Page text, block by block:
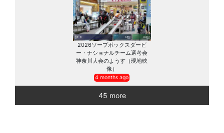
2026ソープボックスダービ
ー・ナショナルチーム選考会
神奈川大会のようす（現地映
像）
4 months ago
45 more